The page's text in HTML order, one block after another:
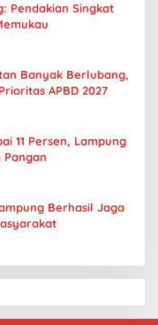
Pendakian Singkat
Banyak Berlubang,
APBD 2027
11 Persen, Lampung
Berhasil Jaga